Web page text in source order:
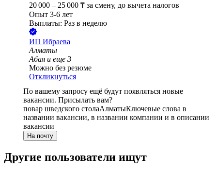
20 000 – 25 000 ₸ за смену, до вычета налогов
Опыт 3-6 лет
Выплаты: Раз в неделю
ИП Ибраева
Алматы
Абая и еще 3
Можно без резюме
Откликнуться
По вашему запросу ещё будут появляться новые
вакансии. Присылать вам?
повар шведского столаАлматыКлючевые слова в
названии вакансии, в названии компании и в описании
вакансии
На почту
Другие пользователи ищут